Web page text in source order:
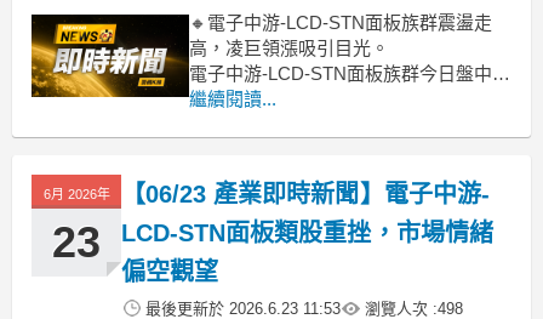
🔸電子中游-LCD-STN面板族群震盪走
高，凌巨領漲吸引目光。
電子中游-LCD-STN面板族群今日盤中表
現活絡，類股上漲2.21%。凌巨(3004)以
主因可能為部分廠商成功切入高毛利利
基市場，如工控、車載顯示，或
繼續閱讀...
6月 2026年
23
【06/23 產業即時新聞】電子中游-
LCD-STN面板類股重挫，市場情緒
偏空觀望
最後更新於 2026.6.23 11:53 瀏覽人次 :498